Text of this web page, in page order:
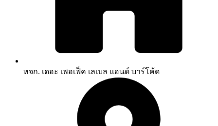
หจก. เดอะ เพอเฟ็ค เลเบล แอนด์ บาร์โค้ด